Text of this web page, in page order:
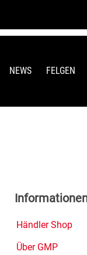
NEWS
FELGEN
Händler Shop
Über GMP